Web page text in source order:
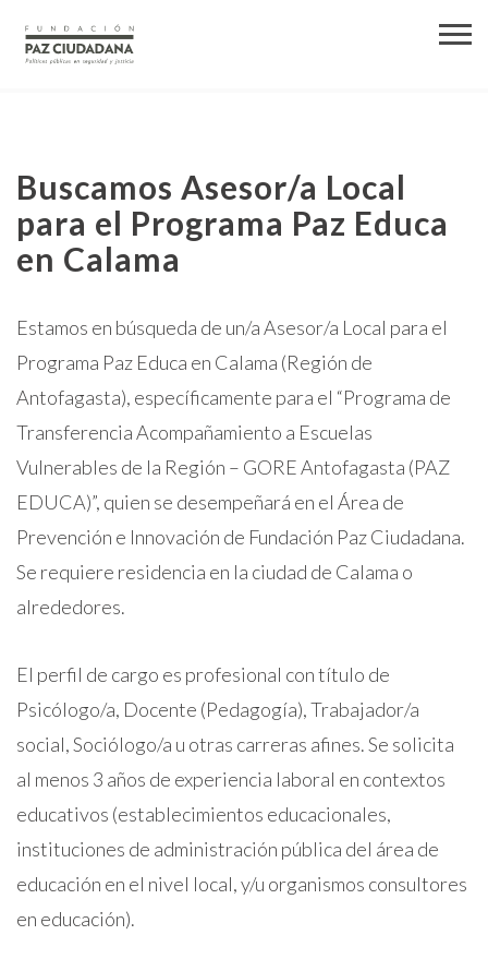
Buscamos Asesor/a Local
para el Programa Paz Educa
en Calama
Estamos en búsqueda de un/a Asesor/a Local para el
Programa Paz Educa en Calama (Región de
Antofagasta), específicamente para el “Programa de
Transferencia Acompañamiento a Escuelas
Vulnerables de la Región – GORE Antofagasta (PAZ
EDUCA)”, quien se desempeñará en el Área de
Prevención e Innovación de Fundación Paz Ciudadana.
Se requiere residencia en la ciudad de Calama o
alrededores.
El perfil de cargo es profesional con título de
Psicólogo/a, Docente (Pedagogía), Trabajador/a
social, Sociólogo/a u otras carreras afines. Se solicita
al menos 3 años de experiencia laboral en contextos
educativos (establecimientos educacionales,
instituciones de administración pública del área de
educación en el nivel local, y/u organismos consultores
en educación).